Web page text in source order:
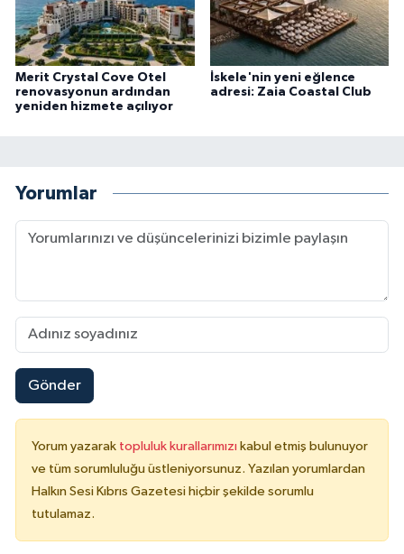
Merit Crystal Cove Otel
renovasyonun ardından
yeniden hizmete açılıyor
İskele'nin yeni eğlence
adresi: Zaia Coastal Club
Yorumlar
Gönder
Yorum yazarak topluluk kurallarımızı kabul etmiş bulunuyor
ve tüm sorumluluğu üstleniyorsunuz. Yazılan yorumlardan
Halkın Sesi Kıbrıs Gazetesi hiçbir şekilde sorumlu
tutulamaz.